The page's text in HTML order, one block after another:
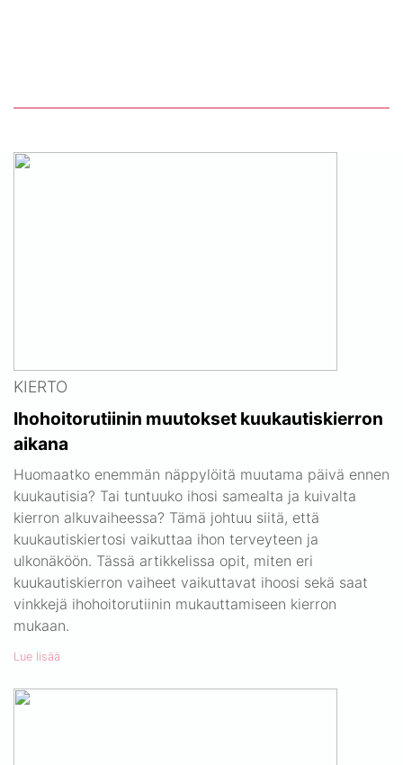
KIERTO
Ihohoitorutiinin muutokset kuukautiskierron
aikana
Huomaatko enemmän näppylöitä muutama päivä ennen
kuukautisia? Tai tuntuuko ihosi samealta ja kuivalta
kierron alkuvaiheessa? Tämä johtuu siitä, että
kuukautiskiertosi vaikuttaa ihon terveyteen ja
ulkonäköön. Tässä artikkelissa opit, miten eri
kuukautiskierron vaiheet vaikuttavat ihoosi sekä saat
vinkkejä ihohoitorutiinin mukauttamiseen kierron
mukaan.
Lue lisää